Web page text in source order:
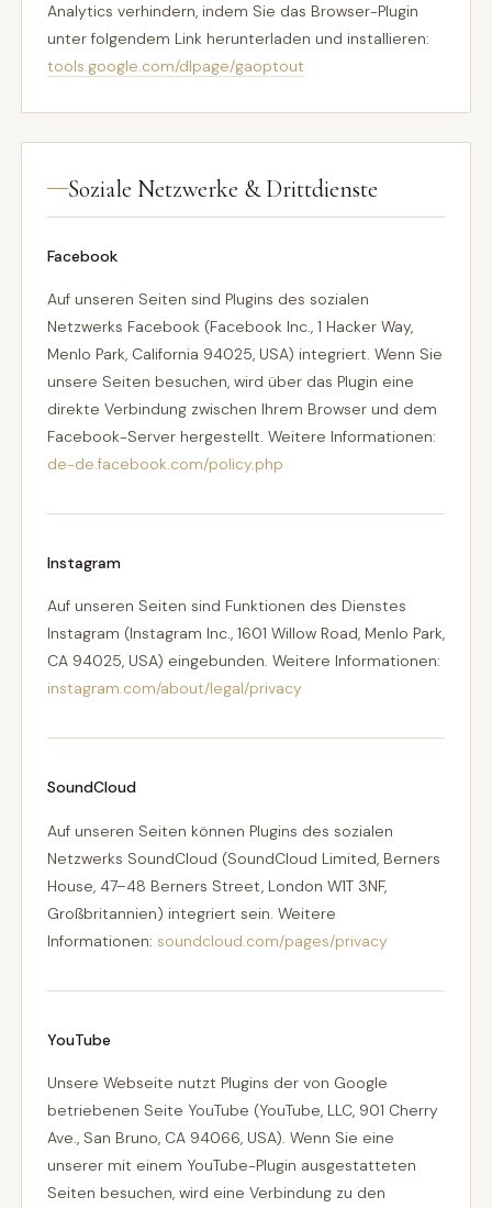
Analytics verhindern, indem Sie das Browser-Plugin
unter folgendem Link herunterladen und installieren:
tools.google.com/dlpage/gaoptout
Soziale Netzwerke & Drittdienste
Facebook
Auf unseren Seiten sind Plugins des sozialen
Netzwerks Facebook (Facebook Inc., 1 Hacker Way,
Menlo Park, California 94025, USA) integriert. Wenn Sie
unsere Seiten besuchen, wird über das Plugin eine
direkte Verbindung zwischen Ihrem Browser und dem
Facebook-Server hergestellt. Weitere Informationen:
de-de.facebook.com/policy.php
Instagram
Auf unseren Seiten sind Funktionen des Dienstes
Instagram (Instagram Inc., 1601 Willow Road, Menlo Park,
CA 94025, USA) eingebunden. Weitere Informationen:
instagram.com/about/legal/privacy
SoundCloud
Auf unseren Seiten können Plugins des sozialen
Netzwerks SoundCloud (SoundCloud Limited, Berners
House, 47–48 Berners Street, London W1T 3NF,
Großbritannien) integriert sein. Weitere
Informationen: soundcloud.com/pages/privacy
YouTube
Unsere Webseite nutzt Plugins der von Google
betriebenen Seite YouTube (YouTube, LLC, 901 Cherry
Ave., San Bruno, CA 94066, USA). Wenn Sie eine
unserer mit einem YouTube-Plugin ausgestatteten
Seiten besuchen, wird eine Verbindung zu den